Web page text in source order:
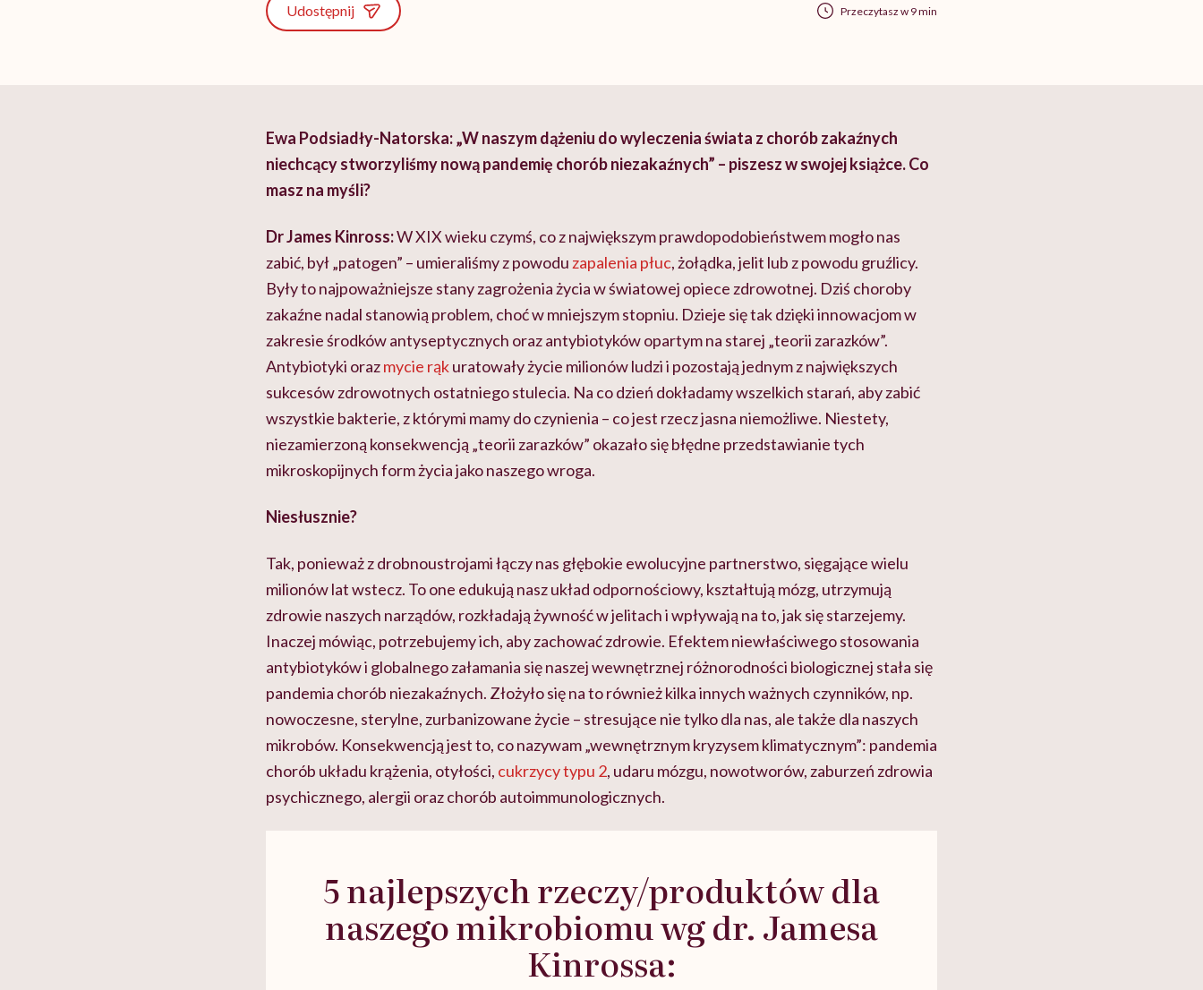
Udostępnij Przeczytasz w 9 min
Ewa Podsiadły-Natorska: „W naszym dążeniu do wyleczenia świata z chorób zakaźnych
niechcący stworzyliśmy nową pandemię chorób niezakaźnych” – piszesz w swojej książce. Co
masz na myśli?
Dr James Kinross:W XIX wieku czymś, co z największym prawdopodobieństwem mogło nas
zabić, był „patogen” – umieraliśmy z powodu zapalenia płuc, żołądka, jelit lub z powodu gruźlicy.
Były to najpoważniejsze stany zagrożenia życia w światowej opiece zdrowotnej. Dziś choroby
zakaźne nadal stanowią problem, choć w mniejszym stopniu. Dzieje się tak dzięki innowacjom w
zakresie środków antyseptycznych oraz antybiotyków opartym na starej „teorii zarazków”.
Antybiotyki orazmycie rąkuratowały życie milionów ludzi i pozostają jednym z największych
sukcesów zdrowotnych ostatniego stulecia. Na co dzień dokładamy wszelkich starań, aby zabić
wszystkie bakterie, z którymi mamy do czynienia – co jest rzecz jasna niemożliwe. Niestety,
niezamierzoną konsekwencją „teorii zarazków” okazało się błędne przedstawianie tych
mikroskopijnych form życia jako naszego wroga.
Niesłusznie?
Tak, ponieważ z drobnoustrojami łączy nas głębokie ewolucyjne partnerstwo, sięgające wielu
milionów lat wstecz. To one edukują nasz układ odpornościowy, kształtują mózg, utrzymują
zdrowie naszych narządów, rozkładają żywność w jelitach i wpływają na to, jak się starzejemy.
Inaczej mówiąc, potrzebujemy ich, aby zachować zdrowie. Efektem niewłaściwego stosowania
antybiotyków i globalnego załamania się naszej wewnętrznej różnorodności biologicznej stała się
pandemia chorób niezakaźnych. Złożyło się na to również kilka innych ważnych czynników, np.
nowoczesne, sterylne, zurbanizowane życie – stresujące nie tylko dla nas, ale także dla naszych
mikrobów. Konsekwencją jest to, co nazywam „wewnętrznym kryzysem klimatycznym”: pandemia
chorób układu krążenia, otyłości, cukrzycy typu 2, udaru mózgu, nowotworów, zaburzeń zdrowia
psychicznego, alergii oraz chorób autoimmunologicznych.
5 najlepszych rzeczy/produktów dla
naszego mikrobiomu wg dr. Jamesa
Kinrossa: